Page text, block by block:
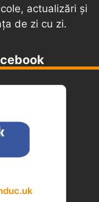
actualizări și
de zi cu zi.